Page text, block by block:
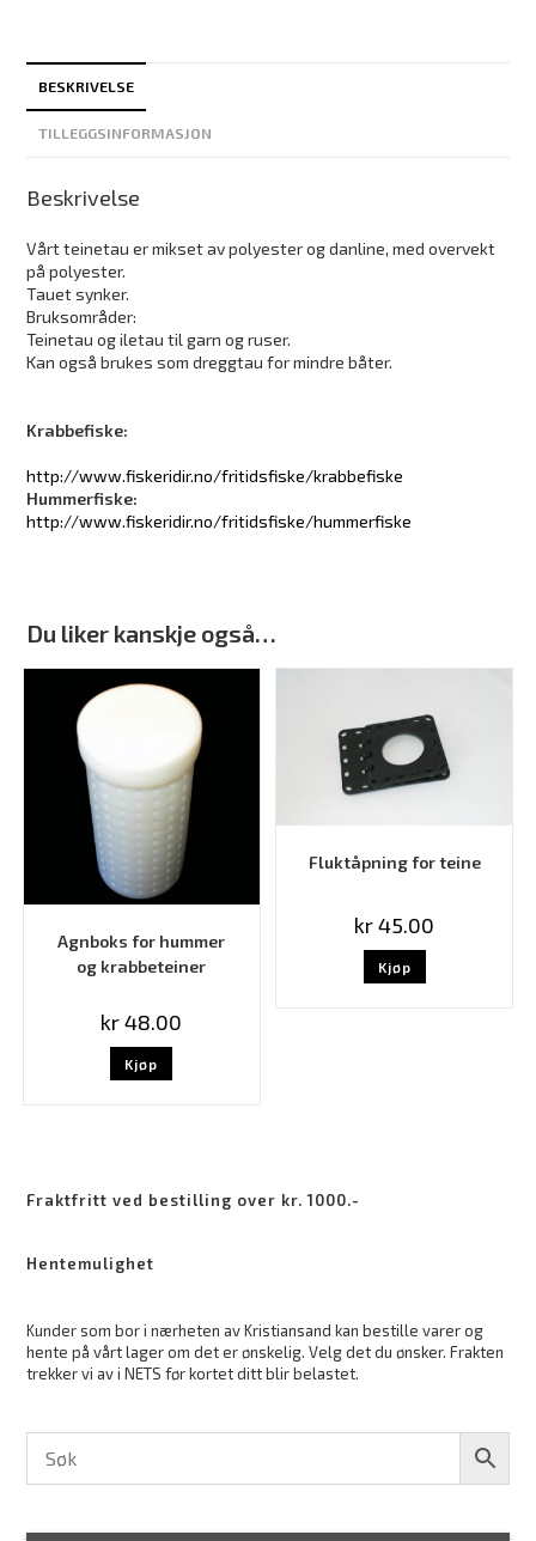
BESKRIVELSE
TILLEGGSINFORMASJON
Beskrivelse
Vårt teinetau er mikset av polyester og danline, med overvekt
på polyester.
Tauet synker.
Bruksområder:
Teinetau og iletau til garn og ruser.
Kan også brukes som dreggtau for mindre båter.
Krabbefiske:
http://www.fiskeridir.no/fritidsfiske/krabbefiske
Hummerfiske:
http://www.fiskeridir.no/fritidsfiske/hummerfiske
Du liker kanskje også…
Agnboks for hummer
og krabbeteiner
kr48.00
Kjøp
Fluktåpning for teine
kr45.00
Kjøp
Fraktfritt ved bestilling over kr. 1000.-
Hentemulighet
Kunder som bor i nærheten av Kristiansand kan bestille varer og
hente på vårt lager om det er ønskelig. Velg det du ønsker. Frakten
trekker vi av i NETS før kortet ditt blir belastet.